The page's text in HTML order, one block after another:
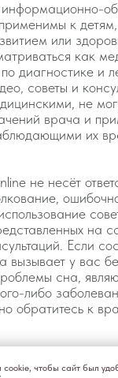
чтобы сайт был